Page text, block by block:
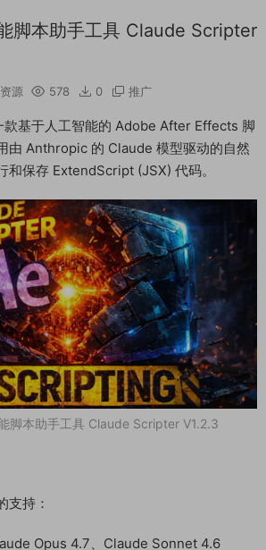
脚本助手工具 Claude Scripter
源 578 0 推广
基于人工智能的 Adob​​e After Effects 脚
由 Anthropic 的 Claude 模型驱动的自然
和保存 ExtendScript (JSX) 代码。
脚本助手工具 Claude Scripter V1.2.3
支持：
Opus 4.7、Claude Sonnet 4.6